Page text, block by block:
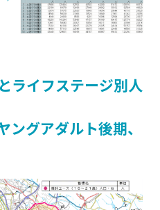
ライフステージ別人
ングアダルト後期、